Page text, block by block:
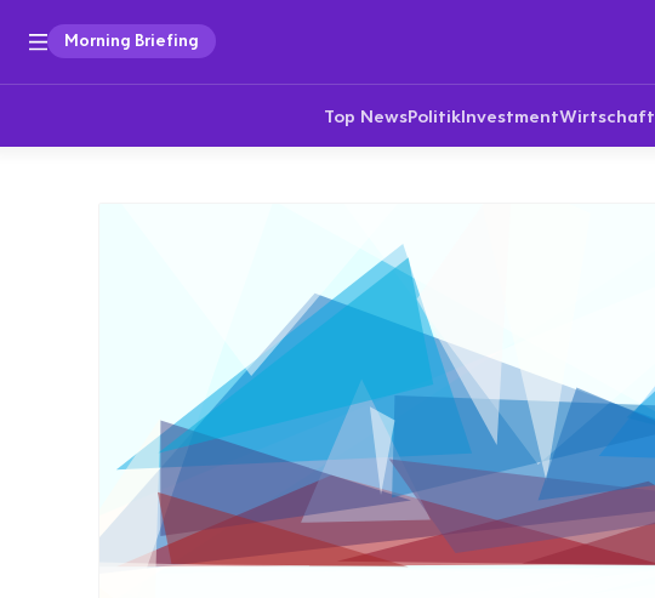
Morning Briefing
Top NewsPolitikInvestmentWirtschaft